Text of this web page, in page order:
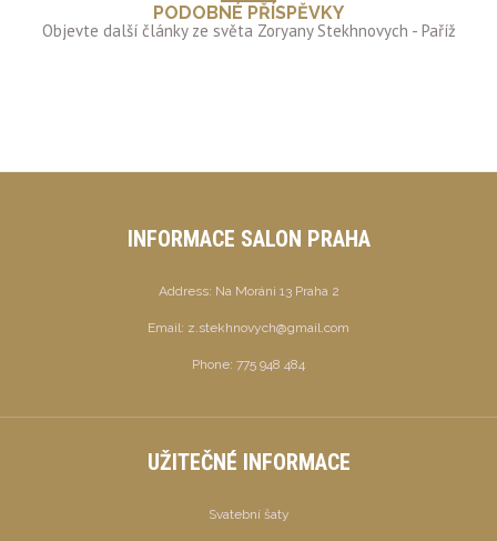
PODOBNÉ PŘÍSPĚVKY
INFORMACE SALON PRAHA
Address: Na Moráni 13 Praha 2
Email: z.stekhnovych@gmail.com
Phone: 775 948 484
UŽITEČNÉ INFORMACE
Svatební šaty